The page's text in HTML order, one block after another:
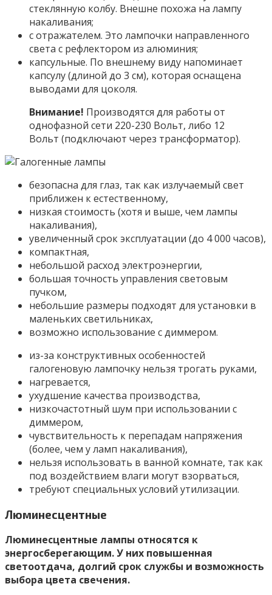
стеклянную колбу. Внешне похожа на лампу
накаливания;
с отражателем. Это лампочки направленного
света с рефлектором из алюминия;
капсульные. По внешнему виду напоминает
капсулу (длиной до 3 см), которая оснащена
выводами для цоколя.
Внимание! Производятся для работы от
однофазной сети 220-230 Вольт, либо 12
Вольт (подключают через трансформатор).
безопасна для глаз, так как излучаемый свет
приближен к естественному,
низкая стоимость (хотя и выше, чем лампы
накаливания),
увеличенный срок эксплуатации (до 4 000 часов),
компактная,
небольшой расход электроэнергии,
большая точность управления световым
пучком,
небольшие размеры подходят для установки в
маленьких светильниках,
возможно использование с диммером.
из-за конструктивных особенностей
галогеновую лампочку нельзя трогать руками,
нагревается,
ухудшение качества производства,
низкочастотный шум при использовании с
диммером,
чувствительность к перепадам напряжения
(более, чем у ламп накаливания),
нельзя использовать в ванной комнате, так как
под воздействием влаги могут взорваться,
требуют специальных условий утилизации.
Люминесцентные
Люминесцентные лампы относятся к
энергосберегающим. У них повышенная
светоотдача, долгий срок службы и возможность
выбора цвета свечения.